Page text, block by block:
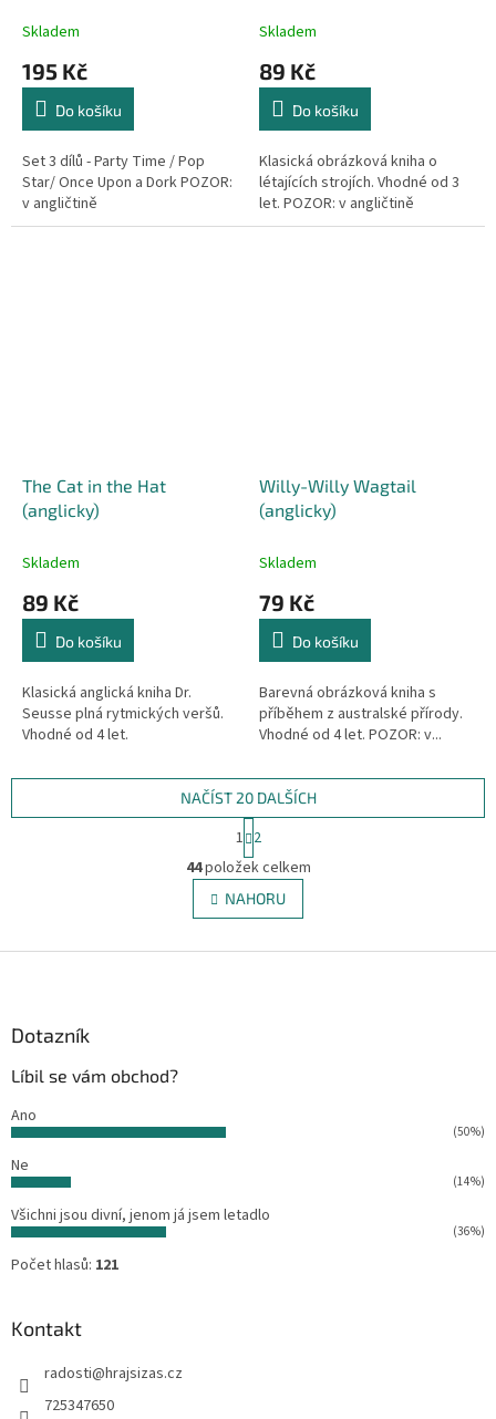
Skladem
195 Kč
Do košíku
Set 3 dílů - Party Time / Pop
Star/ Once Upon a Dork POZOR:
v angličtině
Skladem
89 Kč
Do košíku
Klasická obrázková kniha o
létajících strojích. Vhodné od 3
let. POZOR: v angličtině
The Cat in the Hat
(anglicky)
Skladem
89 Kč
Do košíku
Klasická anglická kniha Dr.
Seusse plná rytmických veršů.
Vhodné od 4 let.
Willy-Willy Wagtail
(anglicky)
Skladem
79 Kč
Do košíku
Barevná obrázková kniha s
příběhem z australské přírody.
Vhodné od 4 let. POZOR: v...
O
v
l
á
s
NAČÍST 20 DALŠÍCH
t
r
á
n
k
v
1 2
44položek celkem
NAHORU
Dotazník
Líbil se vám obchod?
Ano
(50%)
Ne
(14%)
Všichni jsou divní, jenom já jsem letadlo
(36%)
Počet hlasů: 121
Kontakt
radosti@hrajsizas.cz
725347650